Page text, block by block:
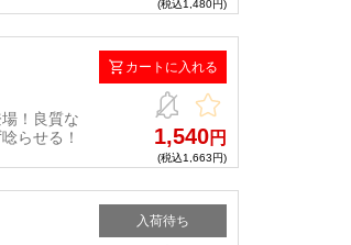
(税込1,480円)
カートに入れる
！良質な
らせる！
1,540円
(税込1,663円)
入荷待ち